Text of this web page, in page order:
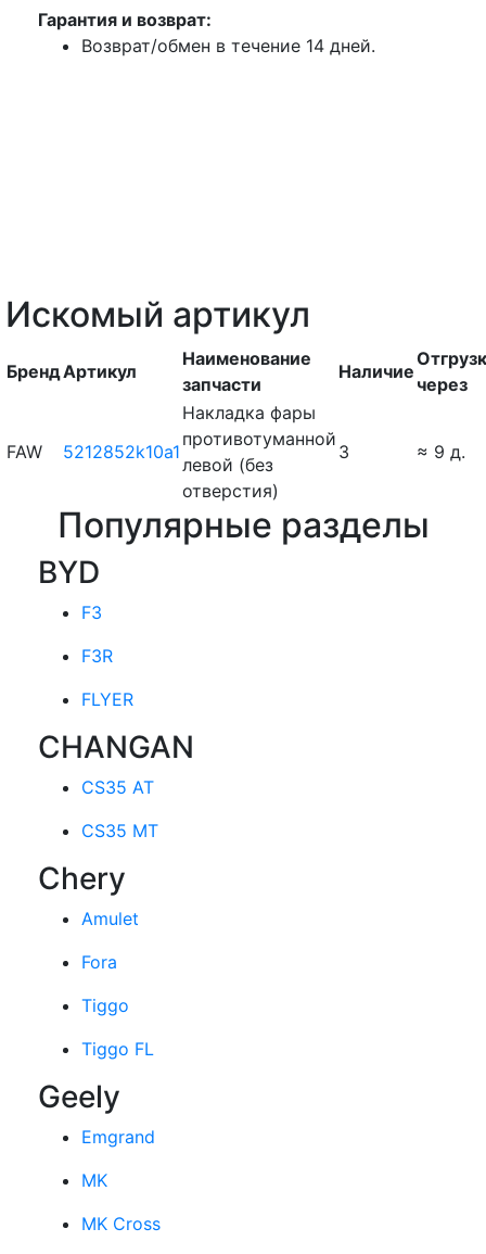
Гарантия и возврат:
Возврат/обмен в течение 14 дней.
Искомый артикул
БрендАртикул
Наименование
запчасти
Наличие
через
FAW 5212852k10a1
Накладка фары
противотуманной
левой (без
отверстия)
3 ≈ 9 д.
Популярные разделы
BYD
F3
F3R
FLYER
CHANGAN
CS35 AT
CS35 MT
Chery
Amulet
Fora
Tiggo
Tiggo FL
Geely
Emgrand
MK
MK Cross